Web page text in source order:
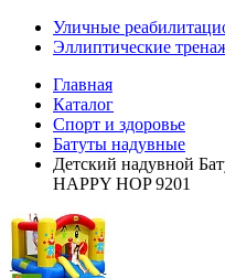
Уличные
Эллиптические
Главная
Каталог
Спорт и здоровье
Батуты надувные
Детский надувной
HAPPY HOP 9201